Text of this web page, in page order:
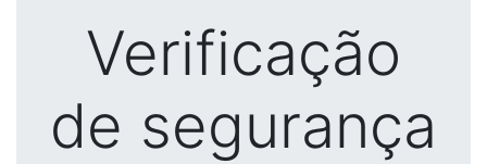
Verificação
de segurança